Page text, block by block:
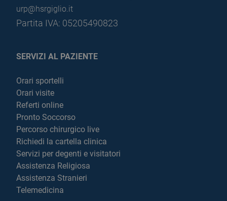
urp@hsrgiglio.it
Partita IVA: 05205490823
SERVIZI AL PAZIENTE
Orari sportelli
Orari visite
Referti online
Pronto Soccorso
Percorso chirurgico live
Richiedi la cartella clinica
Servizi per degenti e visitatori
Assistenza Religiosa
Assistenza Stranieri
Telemedicina